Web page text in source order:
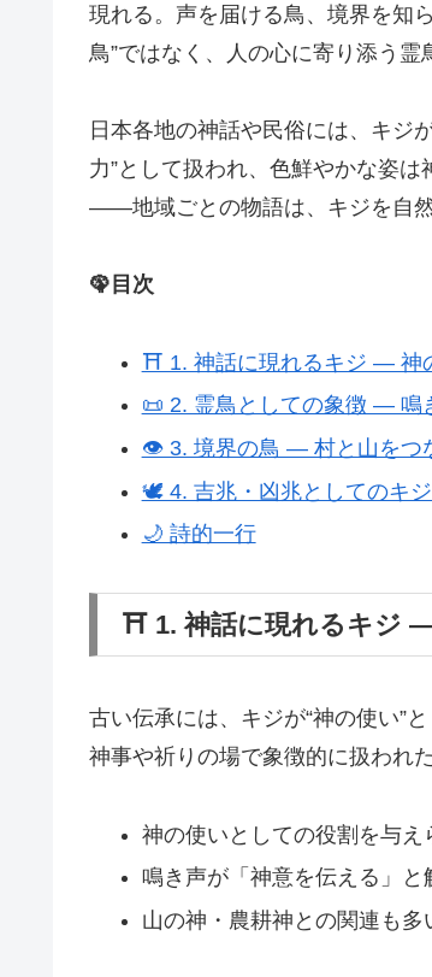
現れる。声を届ける鳥、境界を知
鳥”ではなく、人の心に寄り添う
日本各地の神話や民俗には、キジ
力”として扱われ、色鮮やかな姿
――地域ごとの物語は、キジを自然
🦚目次
⛩ 1. 神話に現れるキジ ― 神
📜 2. 霊鳥としての象徴 ― 鳴
👁 3. 境界の鳥 ― 村と山をつ
🕊 4. 吉兆・凶兆としてのキ
🌙 詩的一行
⛩ 1. 神話に現れるキジ
古い伝承には、キジが“神の使い”
神事や祈りの場で象徴的に扱われた
神の使いとしての役割を与え
鳴き声が「神意を伝える」と
山の神・農耕神との関連も多